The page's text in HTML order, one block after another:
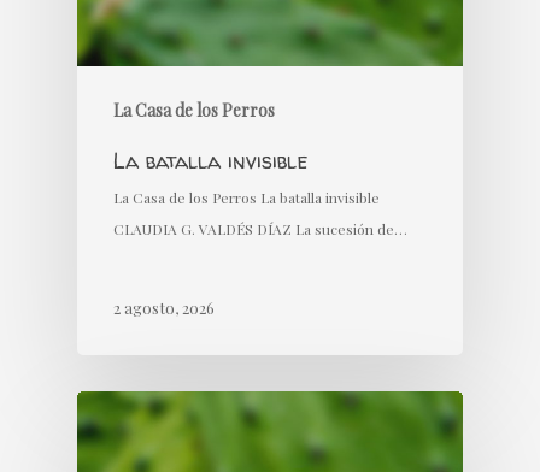
La Casa de los Perros
La batalla invisible
La Casa de los Perros La batalla invisible
CLAUDIA G. VALDÉS DÍAZ La sucesión de…
2 agosto, 2026